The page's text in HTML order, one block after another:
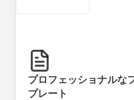
プロフェッショナルな
プレート